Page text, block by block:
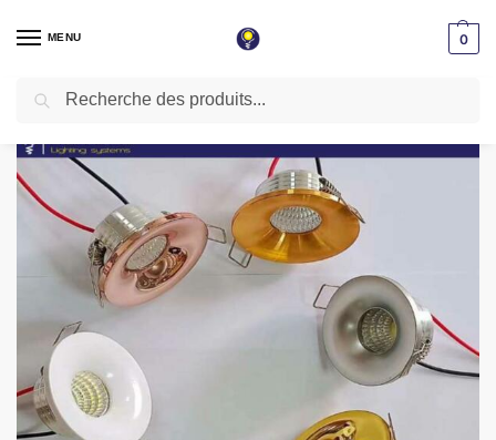
MENU 0
Accueil / Spot LED encastrable Spot niche